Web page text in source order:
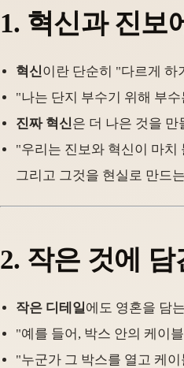
1. 혁신과 진보
혁신이란 단순히 "다르게 하
"나는 단지 부수기 위해 부
진짜 혁신은 더 나은 것을
"우리는 진보와 혁신이 마치
그리고 그것을 현실로 만드
2. 작은 것에
작은 디테일에도 영혼을 담
"예를 들어, 박스 안의 케이
"누군가 그 박스를 열고 케